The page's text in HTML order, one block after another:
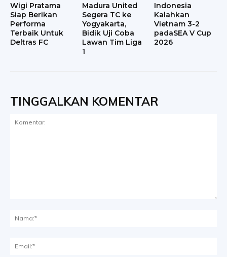
Wigi Pratama
Siap Berikan
Performa
Terbaik Untuk
Deltras FC
Madura United
Segera TC ke
Yogyakarta,
Bidik Uji Coba
Lawan Tim Liga
1
Indonesia
Kalahkan
Vietnam 3-2
padaSEA V Cup
2026
TINGGALKAN KOMENTAR